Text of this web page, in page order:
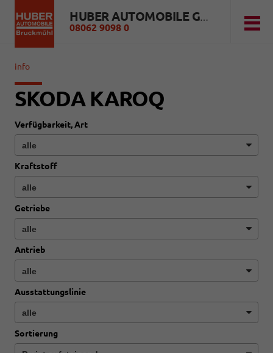
HUBER AUTOMOBILE GMBH
08062 9098 0
info
SKODA KAROQ
Verfügbarkeit, Art
Kraftstoff
Getriebe
Antrieb
Ausstattungslinie
Sortierung